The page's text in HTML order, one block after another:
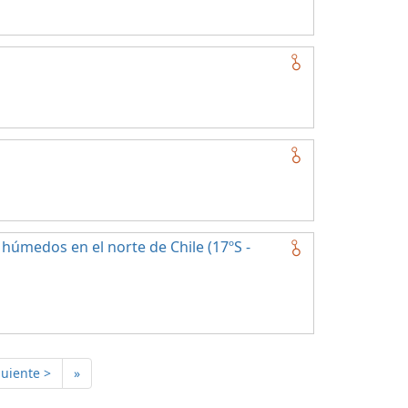
en el norte de Chile (17ºS -
> »